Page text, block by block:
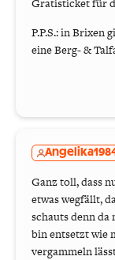
Gratisticket für
P.P.S.: in Brixen
eine Berg- &
Ganz toll, dass
etwas wegfällt,
schauts denn da
bin entsetzt wie
vergammeln